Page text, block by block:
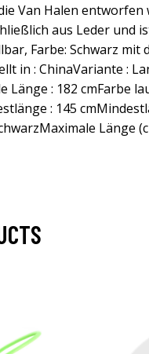
Van Halen entworfen
aus Leder und
Farbe: Schwarz mit
in : ChinaVariante :
Länge : 182 cmFarbe
: 145
Länge